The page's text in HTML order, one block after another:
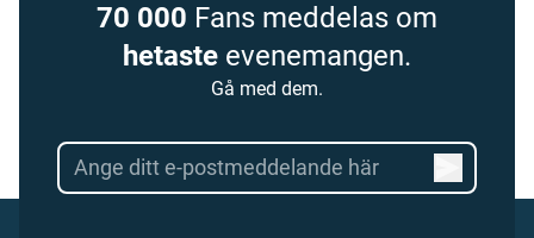
70 000 Fans meddelas om
hetaste evenemangen.
Gå med dem.